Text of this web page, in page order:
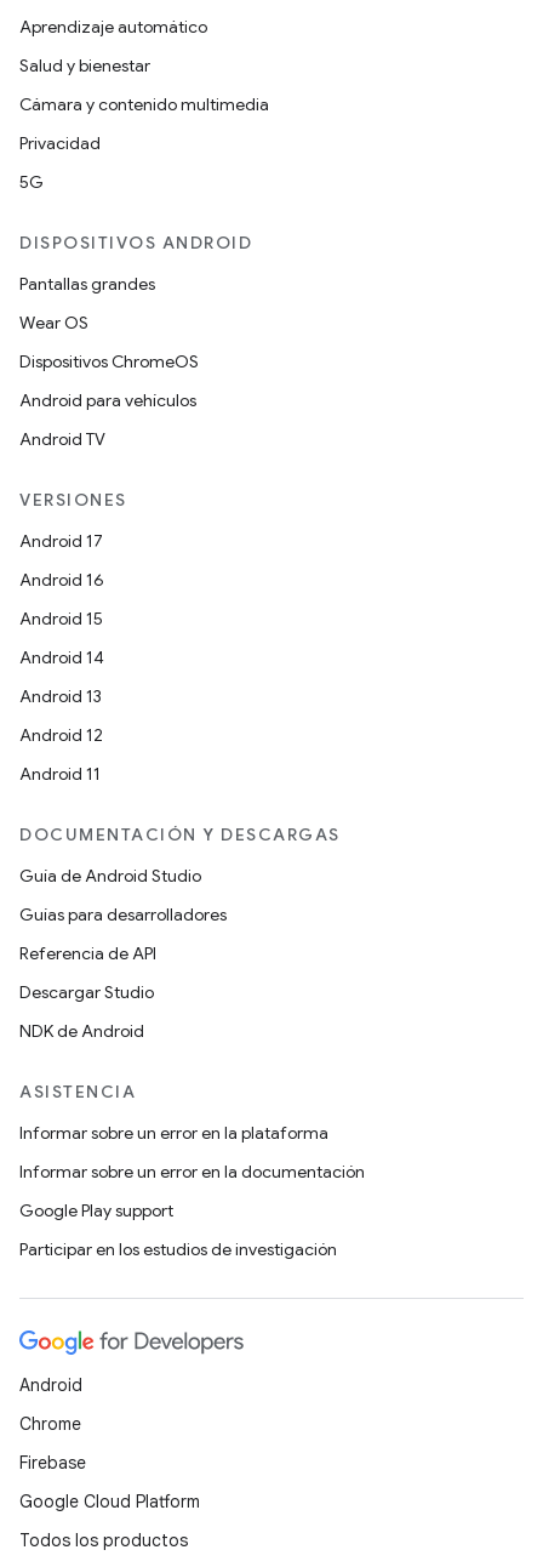
Aprendizaje automático
Salud y bienestar
Cámara y contenido multimedia
Privacidad
5G
DISPOSITIVOS ANDROID
Pantallas grandes
Wear OS
Dispositivos ChromeOS
Android para vehículos
Android TV
VERSIONES
Android 17
Android 16
Android 15
Android 14
Android 13
Android 12
Android 11
DOCUMENTACIÓN Y DESCARGAS
Guía de Android Studio
Guías para desarrolladores
Referencia de API
Descargar Studio
NDK de Android
ASISTENCIA
Informar sobre un error en la plataforma
Informar sobre un error en la documentación
Google Play support
Participar en los estudios de investigación
Android
Chrome
Firebase
Google Cloud Platform
Todos los productos